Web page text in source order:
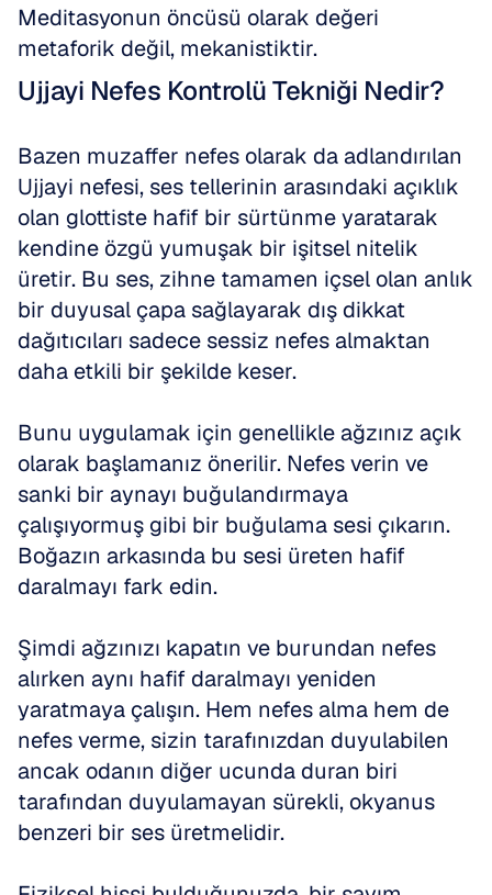
Meditasyonun öncüsü olarak değeri
metaforik değil, mekanistiktir.
Ujjayi Nefes Kontrolü Tekniği Nedir?
Bazen muzaffer nefes olarak da adlandırılan
Ujjayi nefesi, ses tellerinin arasındaki açıklık
olan glottiste hafif bir sürtünme yaratarak
kendine özgü yumuşak bir işitsel nitelik
üretir. Bu ses, zihne tamamen içsel olan anlık
bir duyusal çapa sağlayarak dış dikkat
dağıtıcıları sadece sessiz nefes almaktan
daha etkili bir şekilde keser.
Bunu uygulamak için genellikle ağzınız açık
olarak başlamanız önerilir. Nefes verin ve
sanki bir aynayı buğulandırmaya
çalışıyormuş gibi bir buğulama sesi çıkarın.
Boğazın arkasında bu sesi üreten hafif
daralmayı fark edin.
Şimdi ağzınızı kapatın ve burundan nefes
alırken aynı hafif daralmayı yeniden
yaratmaya çalışın. Hem nefes alma hem de
nefes verme, sizin tarafınızdan duyulabilen
ancak odanın diğer ucunda duran biri
tarafından duyulamayan sürekli, okyanus
benzeri bir ses üretmelidir.